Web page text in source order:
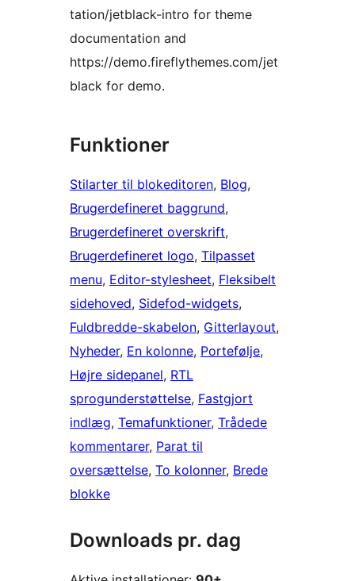
tation/jetblack-intro for theme
documentation and
https://demo.fireflythemes.com/jet
black for demo.
Funktioner
Stilarter til blokeditoren, Blog
Brugerdefineret baggrund
Brugerdefineret overskrift
Brugerdefineret logo, Tilpasset
menu, Editor-stylesheet, Fleksibelt
sidehoved, Sidefod-widgets
Fuldbredde-skabelon, Gitterlayout
Nyheder, En kolonne, Portefølje
Højre sidepanel, RTL
sprogunderstøttelse, Fastgjort
indlæg, Temafunktioner, Trådede
kommentarer, Parat til
oversættelse, To kolonner, Brede
blokke
Downloads pr. dag